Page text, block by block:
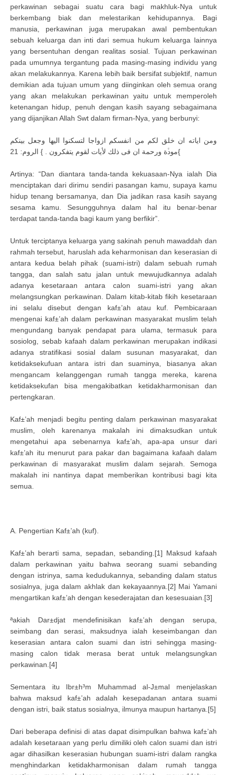
perkawinan sebagai suatu cara bagi makhluk-Nya untuk
berkembang biak dan melestarikan kehidupannya. Bagi
manusia, perkawinan juga merupakan awal pembentukan
sebuah keluarga dan inti dari semua hukum keluarga lainnya
yang bersentuhan dengan realitas sosial. Tujuan perkawinan
pada umumnya tergantung pada masing-masing individu yang
akan melakukannya. Karena lebih baik bersifat subjektif, namun
demikian ada tujuan umum yang diinginkan oleh semua orang
yang akan melakukan perkawinan yaitu untuk memperoleh
ketenangan hidup, penuh dengan kasih sayang sebagaimana
yang dijanjikan Allah Swt dalam firman-Nya, yang berbunyi:
ومن اياته ان خلق لكم من انفسكم ازواجا لتسكنوا اليها وجعل بينكم
مودﱠة ورحمة ان فى ذلك ﻷيات لقوم يتفكرون . } الروم: 21{
Artinya: “Dan diantara tanda-tanda kekuasaan-Nya ialah Dia
menciptakan dari dirimu sendiri pasangan kamu, supaya kamu
hidup tenang bersamanya, dan Dia jadikan rasa kasih sayang
sesama kamu. Sesungguhnya dalam hal itu benar-benar
terdapat tanda-tanda bagi kaum yang berfikir”.
Untuk terciptanya keluarga yang sakinah penuh mawaddah dan
rahmah tersebut, haruslah ada keharmonisan dan keserasian di
antara kedua belah pihak (suami-istri) dalam sebuah rumah
tangga, dan salah satu jalan untuk mewujudkannya adalah
adanya kesetaraan antara calon suami-istri yang akan
melangsungkan perkawinan. Dalam kitab-kitab fikih kesetaraan
ini selalu disebut dengan kaf±’ah atau kuf. Pembicaraan
mengenai kaf±’ah dalam perkawinan masyarakat muslim telah
mengundang banyak pendapat para ulama, termasuk para
sosiolog, sebab kafaah dalam perkawinan merupakan indikasi
adanya stratifikasi sosial dalam susunan masyarakat, dan
ketidaksekufuan antara istri dan suaminya, biasanya akan
mengancam kelanggengan rumah tangga mereka, karena
ketidaksekufan bisa mengakibatkan ketidakharmonisan dan
pertengkaran.
Kaf±’ah menjadi begitu penting dalam perkawinan masyarakat
muslim, oleh karenanya makalah ini dimaksudkan untuk
mengetahui apa sebenarnya kaf±’ah, apa-apa unsur dari
kaf±’ah itu menurut para pakar dan bagaimana kafaah dalam
perkawinan di masyarakat muslim dalam sejarah. Semoga
makalah ini nantinya dapat memberikan kontribusi bagi kita
semua.
A. Pengertian Kaf±’ah (kuf).
Kaf±’ah berarti sama, sepadan, sebanding.[1] Maksud kafaah
dalam perkawinan yaitu bahwa seorang suami sebanding
dengan istrinya, sama kedudukannya, sebanding dalam status
sosialnya, juga dalam akhlak dan kekayaannya.[2] Mai Yamani
mengartikan kaf±’ah dengan kesederajatan dan kesesuaian.[3]
ªakiah Dar±djat mendefinisikan kaf±’ah dengan serupa,
seimbang dan serasi, maksudnya ialah keseimbangan dan
keserasian antara calon suami dan istri sehingga masing-
masing calon tidak merasa berat untuk melangsungkan
perkawinan.[4]
Sementara itu Ibr±h³m Muhammad al-J±mal menjelaskan
bahwa maksud kaf±’ah adalah kesepadanan antara suami
dengan istri, baik status sosialnya, ilmunya maupun hartanya.[5]
Dari beberapa definisi di atas dapat disimpulkan bahwa kaf±’ah
adalah kesetaraan yang perlu dimiliki oleh calon suami dan istri
agar dihasilkan keserasian hubungan suami-istri dalam rangka
menghindarkan ketidakharmonisan dalam rumah tangga